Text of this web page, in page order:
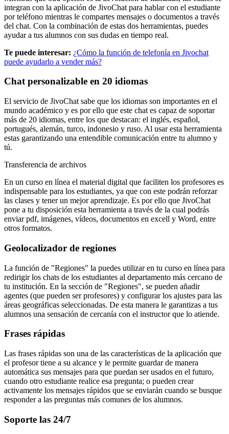
integran con la aplicación de JivoChat para hablar con el estudiante
por teléfono mientras le compartes mensajes o documentos a través
del chat. Con la combinación de estas dos herramientas, puedes
ayudar a tus alumnos con sus dudas en tiempo real.
Te puede interesar: ¿Cómo la función de telefonía en Jivochat
puede ayudarlo a vender más?
Chat personalizable en 20 idiomas
El servicio de JivoChat sabe que los idiomas son importantes en el
mundo académico y es por ello que este chat es capaz de soportar
más de 20 idiomas, entre los que destacan: el inglés, español,
portugués, alemán, turco, indonesio y ruso. Al usar esta herramienta
estas garantizando una entendible comunicación entre tu alumno y
tú.
Transferencia de archivos
En un curso en línea el material digital que faciliten los profesores es
indispensable para los estudiantes, ya que con este podrán reforzar
las clases y tener un mejor aprendizaje. Es por ello que JivoChat
pone a tu disposición esta herramienta a través de la cual podrás
enviar pdf, imágenes, vídeos, documentos en excell y Word, entre
otros formatos.
Geolocalizador de regiones
La función de "Regiones" la puedes utilizar en tu curso en línea para
redirigir los chats de los estudiantes al departamento más cercano de
tu institución. En la sección de "Regiones", se pueden añadir
agentes (que pueden ser profesores) y configurar los ajustes para las
áreas geográficas seleccionadas. De esta manera le garantizas a tus
alumnos una sensación de cercanía con el instructor que lo atiende.
Frases rápidas
Las frases rápidas son una de las características de la aplicación que
el profesor tiene a su alcance y le permite guardar de manera
automática sus mensajes para que puedan ser usados ​​en el futuro,
cuando otro estudiante realice esa pregunta; o pueden crear
activamente los mensajes rápidos que se enviarán cuando se busque
responder a las preguntas más comunes de los alumnos.
Soporte las 24/7